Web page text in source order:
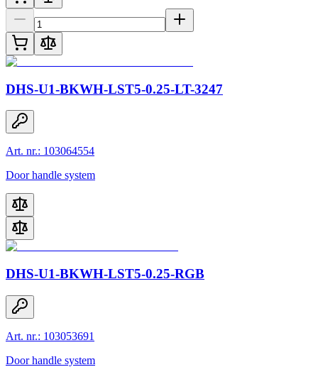
DHS-U1-BKWH-LST5-0.25-LT-3247
Art. nr.: 103064554
Door handle system
DHS-U1-BKWH-LST5-0.25-RGB
Art. nr.: 103053691
Door handle system